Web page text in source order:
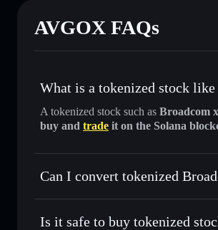
AVGOX FAQs
What is a tokenized stock
A tokenized stock such as Broadcom
buy and trade it on the Solana
Can I convert tokenized
Broadcom
Is it safe to buy tokenized